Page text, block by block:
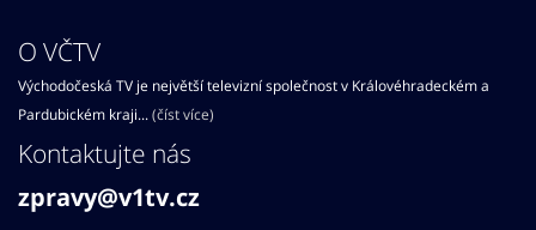
O VČTV
Východočeská TV je největší televizní společnost v Královéhradeckém a
Pardubickém kraji...(číst více)
Kontaktujte nás
zpravy@v1tv.cz